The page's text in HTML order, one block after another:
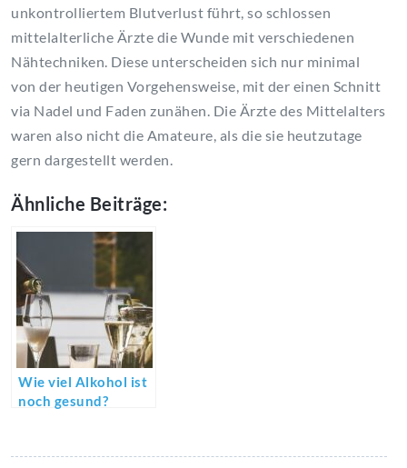
unkontrolliertem Blutverlust führt, so schlossen
mittelalterliche Ärzte die Wunde mit verschiedenen
Nähtechniken. Diese unterscheiden sich nur minimal
von der heutigen Vorgehensweise, mit der einen Schnitt
via Nadel und Faden zunähen. Die Ärzte des Mittelalters
waren also nicht die Amateure, als die sie heutzutage
gern dargestellt werden.
Ähnliche Beiträge:
Wie viel Alkohol ist
noch gesund?